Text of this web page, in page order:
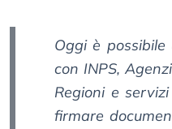
Oggi è
con INPS,
Regioni e
firmare